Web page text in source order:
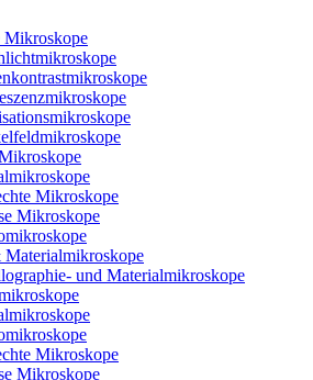
Mikroskope
Mikroskope
Mikroskope
und Materialmikroskope
Mikroskope
Mikroskope